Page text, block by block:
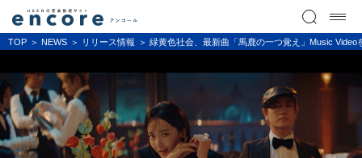
TOP NEWS リリース情報 緑黄色社会、最新曲「馬鹿の一つ覚え」Music Video